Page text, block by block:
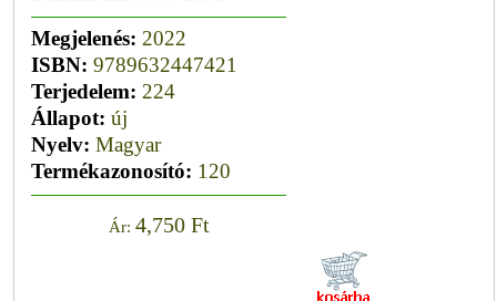
Megjelenés: 2022
ISBN: 9789632447421
Terjedelem: 224
Állapot: új
Nyelv: Magyar
Termékazonosító: 120
Ár: 4,750 Ft